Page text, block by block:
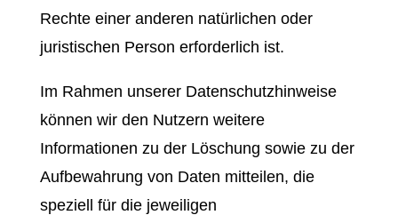
Rechte einer anderen natürlichen oder
juristischen Person erforderlich ist.
Im Rahmen unserer Datenschutzhinweise
können wir den Nutzern weitere
Informationen zu der Löschung sowie zu der
Aufbewahrung von Daten mitteilen, die
speziell für die jeweiligen